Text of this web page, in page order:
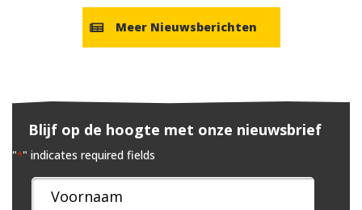
Meer Nieuwsberichten
Blijf op de hoogte met onze nieuwsbrief
"*" indicates required fields
Naam